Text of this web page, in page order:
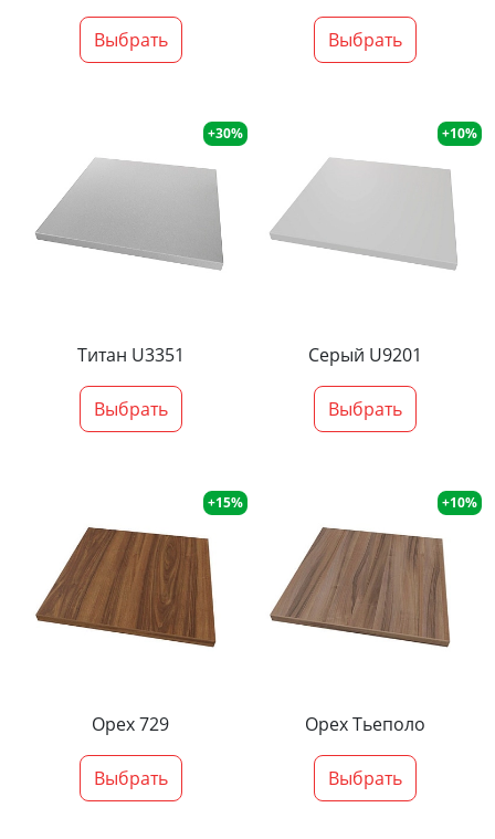
Выбрать Выбрать
+30%
Титан U3351
Выбрать
+10%
Серый U9201
Выбрать
+15%
Орех 729
Выбрать
+10%
Орех Тьеполо
Выбрать